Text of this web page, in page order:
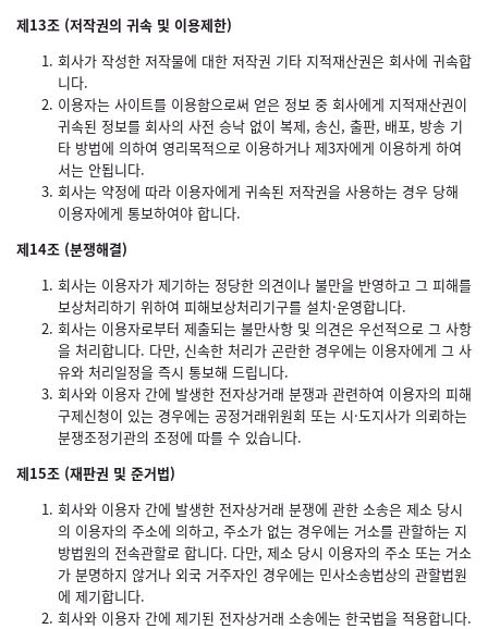
제13조 (저작권의 귀속 및 이용제한)
회사가 작성한 저작물에 대한 저작권 기타 지적재산권은 회사에 귀속합
니다.
이용자는 사이트를 이용함으로써 얻은 정보 중 회사에게 지적재산권이
귀속된 정보를 회사의 사전 승낙 없이 복제, 송신, 출판, 배포, 방송 기
타 방법에 의하여 영리목적으로 이용하거나 제3자에게 이용하게 하여
서는 안됩니다.
회사는 약정에 따라 이용자에게 귀속된 저작권을 사용하는 경우 당해
이용자에게 통보하여야 합니다.
제14조 (분쟁해결)
회사는 이용자가 제기하는 정당한 의견이나 불만을 반영하고 그 피해를
보상처리하기 위하여 피해보상처리기구를 설치·운영합니다.
회사는 이용자로부터 제출되는 불만사항 및 의견은 우선적으로 그 사항
을 처리합니다. 다만, 신속한 처리가 곤란한 경우에는 이용자에게 그 사
유와 처리일정을 즉시 통보해 드립니다.
회사와 이용자 간에 발생한 전자상거래 분쟁과 관련하여 이용자의 피해
구제신청이 있는 경우에는 공정거래위원회 또는 시·도지사가 의뢰하는
분쟁조정기관의 조정에 따를 수 있습니다.
제15조 (재판권 및 준거법)
회사와 이용자 간에 발생한 전자상거래 분쟁에 관한 소송은 제소 당시
의 이용자의 주소에 의하고, 주소가 없는 경우에는 거소를 관할하는 지
방법원의 전속관할로 합니다. 다만, 제소 당시 이용자의 주소 또는 거소
가 분명하지 않거나 외국 거주자인 경우에는 민사소송법상의 관할법원
에 제기합니다.
회사와 이용자 간에 제기된 전자상거래 소송에는 한국법을 적용합니다.